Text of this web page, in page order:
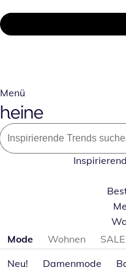
Menü
Produktkategorien
Mode Wohnen
Neu!
Damenmode